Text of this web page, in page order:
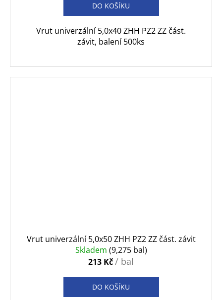
DO KOŠÍKU
Vrut univerzální 5,0x40 ZHH PZ2 ZZ část.
závit, balení 500ks
Vrut univerzální 5,0x50 ZHH PZ2 ZZ část. závit
Skladem (9,275 bal)
213 Kč/ bal
DO KOŠÍKU